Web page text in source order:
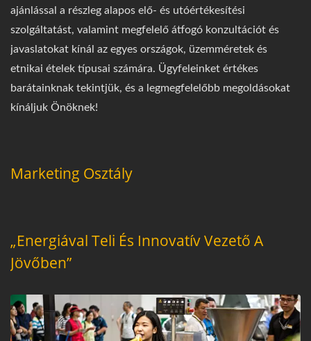
ajánlással a részleg alapos elő- és utóértékesítési
szolgáltatást, valamint megfelelő átfogó konzultációt és
javaslatokat kínál az egyes országok, üzemméretek és
etnikai ételek típusai számára. Ügyfeleinket értékes
barátainknak tekintjük, és a legmegfelelőbb megoldásokat
kínáljuk Önöknek!
Marketing Osztály
„Energiával Teli És Innovatív Vezető A
Jövőben”